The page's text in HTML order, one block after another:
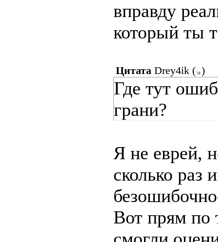
вправду
который ты
Цитата Drey4ik ( )
Где тут
грани?
Я не еврей,
сколько раз
Вот прям по